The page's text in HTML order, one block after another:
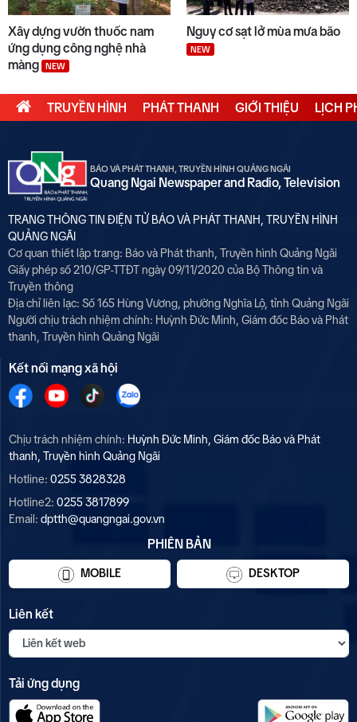
Xây dựng vườn thuốc nam
ứng dụng công nghệ nhà
màng
NEW
Nguy cơ sạt lở mùa mưa bão
NEW
TRUYỀN HÌNH PHÁT THANH GIỚI THIỆU LỊCH
BÁO VÀ PHÁT THANH, TRUYỀN HÌNH QUẢNG NGÃI
Quang Ngai Newspaper and Radio, Television
TRANG THÔNG TIN ĐIỆN TỬ BÁO VÀ PHÁT THANH, TRUYỀN HÌNH
QUẢNG NGÃI
Cơ quan thiết lập trang: Báo và Phát thanh, Truyền hình Quảng Ngãi
Giấy phép số 210/GP-TTĐT ngày 09/11/2020 của Bộ Thông tin và
Truyền thông
Địa chỉ liên lạc: Số 165 Hùng Vương, phường Nghĩa Lộ, tỉnh Quảng Ngãi
Người chịu trách nhiệm chính: Huỳnh Đức Minh, Giám đốc Báo và Phát
thanh, Truyền hình Quảng Ngãi
Kết nối mạng xã hội
Chịu trách nhiệm chính: Huỳnh Đức Minh, Giám đốc Báo và Phát
thanh, Truyền hình Quảng Ngãi
Hotline: 0255 3828328
Hotline2: 0255 3817899
Email: dptth@quangngai.gov.vn
PHIÊN BẢN
MOBILE DESKTOP
Liên kết
Tải ứng dụng